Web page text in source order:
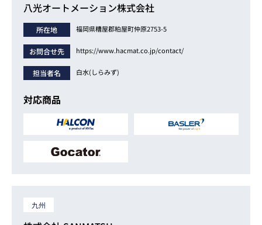
八光オートメーション株式会社
所在地 福岡県糟屋郡粕屋町仲原2753-5
お問合せ先 https://www.hacmat.co.jp/contact/
担当者名 白水(しらみず)
対応商品
九州